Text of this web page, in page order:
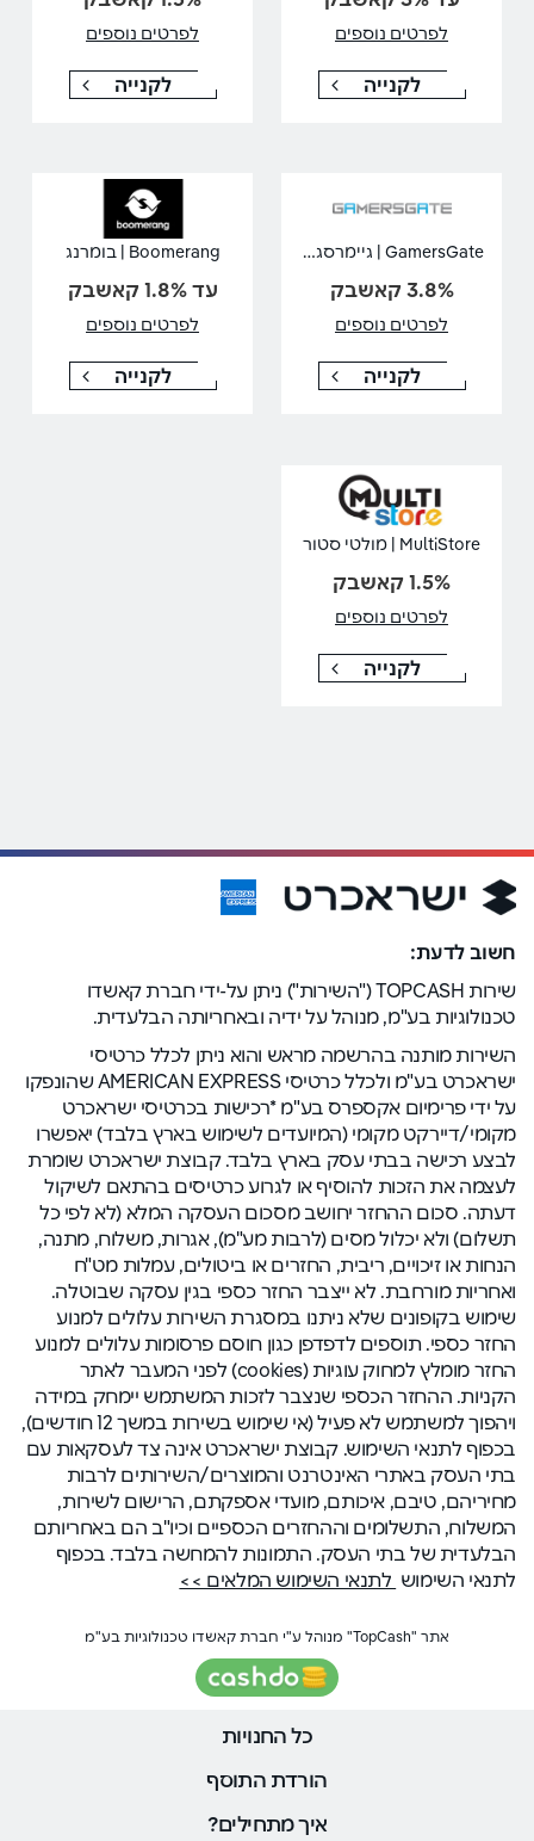
לפרטים נוספים
לקנייה
לפרטים נוספים
לקנייה
GamersGate | גיימרסגייט
3.8% קאשבק
לפרטים נוספים
לקנייה
Boomerang | בומרנג
עד 1.8% קאשבק
לפרטים נוספים
לקנייה
MultiStore | מולטי סטור
1.5% קאשבק
לפרטים נוספים
לקנייה
חשוב לדעת:
שירות TOPCASH ("השירות") ניתן על-ידי חברת קאשדו
טכנולוגיות בע"מ, מנוהל על ידיה ובאחריותה הבלעדית.
השירות מותנה בהרשמה מראש והוא ניתן לכלל כרטיסי
ישראכרט בע"מ ולכלל כרטיסי AMERICAN EXPRESS שהונפקו
על ידי פרימיום אקספרס בע"מ *רכישות בכרטיסי ישראכרט
מקומי/דיירקט מקומי (המיועדים לשימוש בארץ בלבד) יאפשרו
לבצע רכישה בבתי עסק בארץ בלבד. קבוצת ישראכרט שומרת
לעצמה את הזכות להוסיף או לגרוע כרטיסים בהתאם לשיקול
דעתה. סכום ההחזר יחושב מסכום העסקה המלא (לא לפי כל
תשלום) ולא יכלול מסים (לרבות מע"מ), אגרות, משלוח, מתנה,
הנחות או זיכויים, ריבית, החזרים או ביטולים, עמלות מט"ח
ואחריות מורחבת. לא ייצבר החזר כספי בגין עסקה שבוטלה.
שימוש בקופונים שלא ניתנו במסגרת השירות עלולים למנוע
החזר כספי. תוספים לדפדפן כגון חוסם פרסומות עלולים למנוע
החזר מומלץ למחוק עוגיות (cookies) לפני המעבר לאתר
הקניות. ההחזר הכספי שנצבר לזכות המשתמש יימחק במידה
ויהפוך למשתמש לא פעיל (אי שימוש בשירות במשך 12 חודשים),
בכפוף לתנאי השימוש. קבוצת ישראכרט אינה צד לעסקאות עם
בתי העסק באתרי האינטרנט והמוצרים/השירותים לרבות
מחיריהם, טיבם, איכותם, מועדי אספקתם, הרישום לשירות,
המשלוח, התשלומים וההחזרים הכספיים וכיו"ב הם באחריותם
הבלעדית של בתי העסק. התמונות להמחשה בלבד. בכפוף
לתנאי השימוש לתנאי השימוש המלאים >>
אתר "TopCash" מנוהל ע"י חברת קאשדו טכנולוגיות בע"מ
כל החנויות
הורדת התוסף
איך מתחילים?